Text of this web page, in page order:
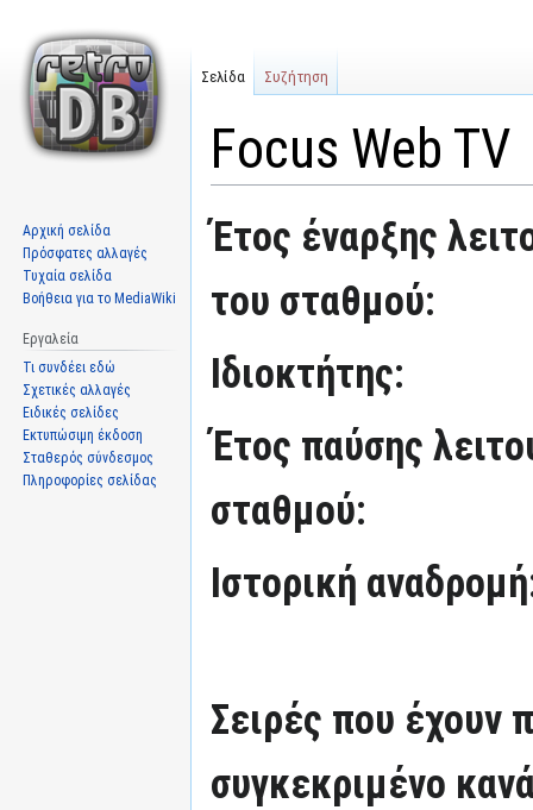
Focus Web TV
Μετάβαση
στην
Πήδηση
στην
Έτος έναρξης
του σταθμού:
Ιδιοκτήτης:
Έτος παύσης
σταθμού:
Ιστορική
Σειρές που έχουν
συγκεκριμένο
Σελίδα Συζήτηση
Αρχική σελίδα
Πρόσφατες αλλαγές
Τυχαία σελίδα
Βοήθεια για το MediaWiki
Εργαλεία
Τι συνδέει εδώ
Σχετικές αλλαγές
Ειδικές σελίδες
Εκτυπώσιμη έκδοση
Σταθερός σύνδεσμος
Πληροφορίες σελίδας